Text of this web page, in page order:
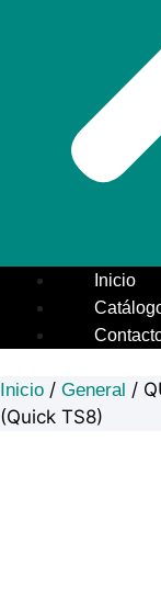
Inicio
Inicio / General /
(Quick TS8)